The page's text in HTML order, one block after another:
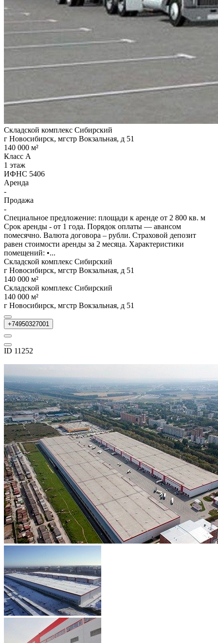
Складской комплекс Сибирский
г Новосибирск, мгстр Вокзальная, д 51
140 000 м²
Класс A
1 этаж
ИФНС 5406
Аренда
-
Продажа
-
Специальное предложение: площади к аренде от 2 800 кв. м
Срок аренды - от 1 года. Порядок оплаты — авансом
помесячно. Валюта договора – рубли. Страховой депозит
равен стоимости аренды за 2 месяца. Характеристики
помещений: •...
Складской комплекс Сибирский
г Новосибирск, мгстр Вокзальная, д 51
140 000 м²
Складской комплекс Сибирский
140 000 м²
г Новосибирск, мгстр Вокзальная, д 51
+74950327001
ID 11252